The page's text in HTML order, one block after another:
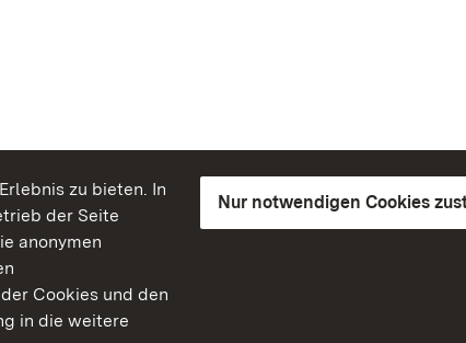
zu bieten. In
der Seite
anonymen
Cookies und den
in die weitere
Nur notwendigen Cookies